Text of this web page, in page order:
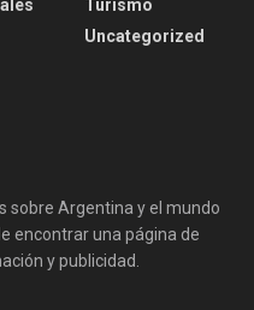
Turismo
Uncategorized
sobre Argentina y el mundo
encontrar una página de
y publicidad.